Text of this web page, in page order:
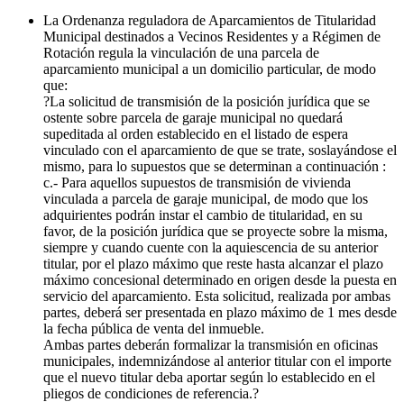
La Ordenanza reguladora de Aparcamientos de Titularidad
Municipal destinados a Vecinos Residentes y a Régimen de
Rotación regula la vinculación de una parcela de
aparcamiento municipal a un domicilio particular, de modo
que:
?La solicitud de transmisión de la posición jurídica que se
ostente sobre parcela de garaje municipal no quedará
supeditada al orden establecido en el listado de espera
vinculado con el aparcamiento de que se trate, soslayándose el
mismo, para lo supuestos que se determinan a continuación :
c.- Para aquellos supuestos de transmisión de vivienda
vinculada a parcela de garaje municipal, de modo que los
adquirientes podrán instar el cambio de titularidad, en su
favor, de la posición jurídica que se proyecte sobre la misma,
siempre y cuando cuente con la aquiescencia de su anterior
titular, por el plazo máximo que reste hasta alcanzar el plazo
máximo concesional determinado en origen desde la puesta en
servicio del aparcamiento. Esta solicitud, realizada por ambas
partes, deberá ser presentada en plazo máximo de 1 mes desde
la fecha pública de venta del inmueble.
Ambas partes deberán formalizar la transmisión en oficinas
municipales, indemnizándose al anterior titular con el importe
que el nuevo titular deba aportar según lo establecido en el
pliegos de condiciones de referencia.?